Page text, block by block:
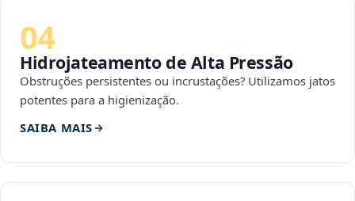
04
Hidrojateamento de Alta Pressão
Obstruções persistentes ou incrustações? Utilizamos jatos
potentes para a higienização.
SAIBA MAIS